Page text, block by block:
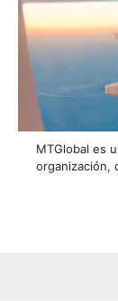
MTGlobal es
organización,